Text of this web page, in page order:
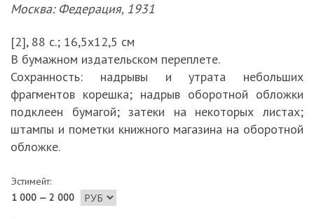
Москва: Федерация, 1931
[2], 88 с.; 16,5х12,5 см
В бумажном издательском переплете.
Сохранность: надрывы и утрата небольших
фрагментов корешка; надрыв оборотной обложки
подклеен бумагой; затеки на некоторых листах;
штампы и пометки книжного магазина на оборотной
обложке.
Эстимейт:
1 000 — 2 000